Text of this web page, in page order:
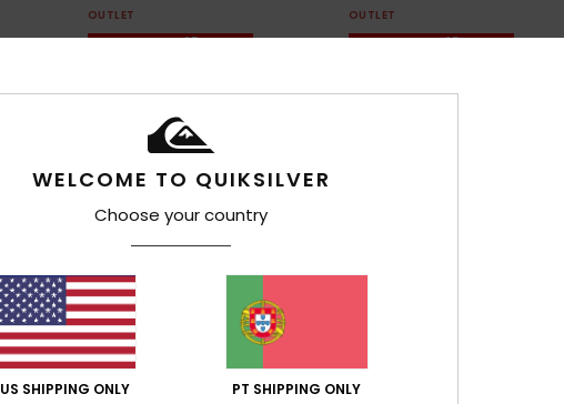
OUTLET
DUPLA PROMO 25% EXTRA
OUTLET
DUPLA PROMO 25% EXTRA
WELCOME TO QUIKSILVER
Choose your country
US SHIPPING ONLY PT SHIPPING ONLY